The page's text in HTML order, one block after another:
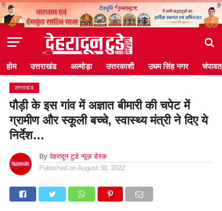
होम उत्तराखंड अल्मोड़ा उत्तरकाशी उधम सिंह नगर चंपावत
उत्तराखंड
पौड़ी के इस गांव में अज्ञात बीमारी की चपेट में
ग्रामीण और स्कूली बच्चे, स्वास्थ्य मंत्री ने दिए ये
निर्देश…
By देहरादून टुडे न्यूज़ डेस्क
Published on August 30, 2022